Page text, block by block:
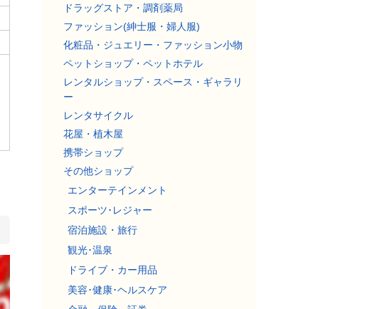
ドラッグストア・調剤薬局
ファッション(紳士服・婦人服)
化粧品・ジュエリー・ファッション小物
ペットショップ・ペットホテル
レンタルショップ・スペース・ギャラリ
ー
レンタサイクル
花屋・植木屋
携帯ショップ
その他ショップ
エンターテインメント
スポーツ･レジャー
宿泊施設・旅行
観光･温泉
ドライブ・カー用品
美容･健康･ヘルスケア